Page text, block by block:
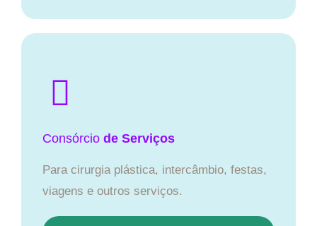
Consórcio de Serviços
Para cirurgia plástica, intercâmbio, festas,
viagens e outros serviços.